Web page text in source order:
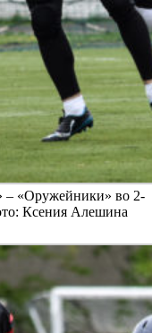
– «Оружейники» во 2-
Ксения Алешина